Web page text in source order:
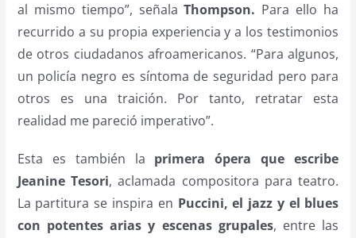
al mismo tiempo”, señalaThompson. Para ello ha
recurrido a su propia experiencia y a los testimonios
de otros ciudadanos afroamericanos. “Para algunos,
un policía negro es síntoma de seguridad pero para
otros es una traición. Por tanto, retratar esta
realidad me pareció imperativo”.
Esta es también la primera ópera que escribe
Jeanine Tesori, aclamada compositora para teatro.
La partitura se inspira en Puccini, el jazz y el blues
con potentes arias y escenas grupales, entre las